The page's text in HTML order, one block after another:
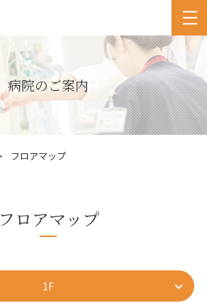
病院のご案内
フロアマップ
フロアマップ
1F